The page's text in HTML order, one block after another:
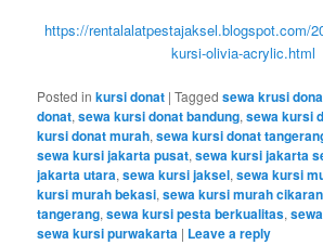
https://rentalalatpestajaksel.blogspot.com/
kursi-olivia-acrylic.html
Posted in kursi donat |Tagged sewa krusi
donat,sewa kursi donat bandung,sewa kursi
kursi donat murah,sewa kursi donat
sewa kursi jakarta pusat,sewa kursi jakarta
jakarta utara,sewa kursi jaksel,sewa kursi
kursi murah bekasi,sewa kursi murah
tangerang,sewa kursi pesta berkualitas,
sewa kursi purwakarta | Leave a reply